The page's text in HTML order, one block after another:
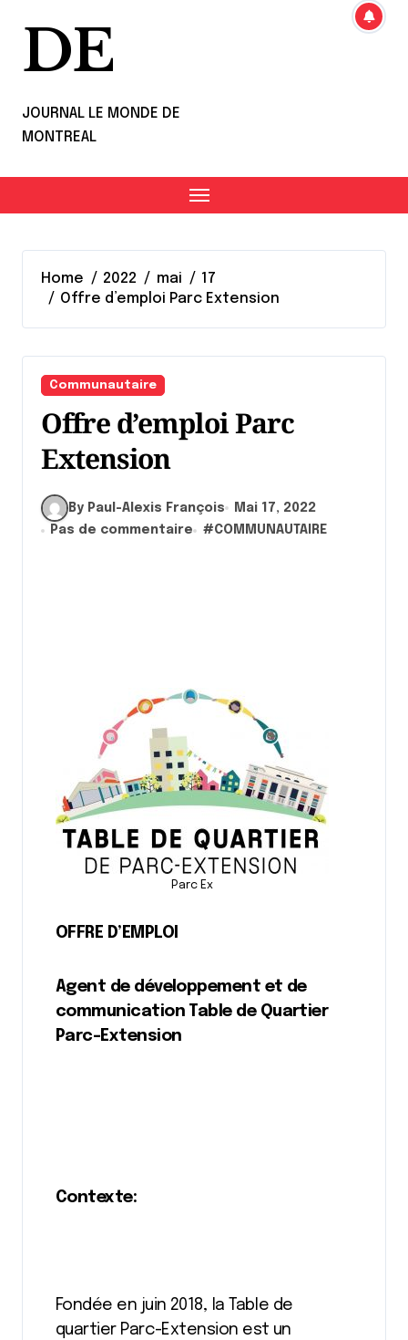
DE
JOURNAL LE MONDE DE
MONTREAL
Home 2022 mai
17
Offre d’emploi Parc Extension
Communautaire
Offre d’emploi Parc
Extension
By Paul-Alexis François
Mai 17, 2022
Pas de commentaire
#COMMUNAUTAIRE
Parc Ex
OFFRE D’EMPLOI
Agent de développement et de
communication Table de Quartier
Parc-Extension
Contexte:
Fondée en juin 2018, la Table de
quartier Parc-Extension est un